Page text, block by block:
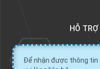
HỖ
Để nhận được thông tin